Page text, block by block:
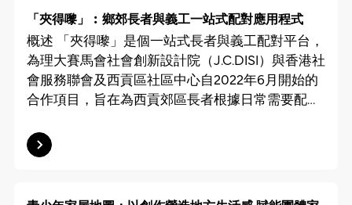
全面的討論；（2）建議一系列著重規劃及建築設
計的「過渡性社會房屋」計劃，例如活化閒置建築
物，用作租住單位，為基層群體建立一個安全便利
及得到支援的環境，協助他們全面融入社區。 此
後，J.C.DISI選取了位於深水埗通州街及欽州街西交
界用地、前聖公會赤柱小學及馬灣舊村三個地點進
C-Lab和科進三家專業顧問團隊，為「過渡性社會
「夾得嚟」︰鄉郊長者與義工一站式配對應用程式
概述 「夾得嚟」是個一站式長者與義工配對平台，
為理大賽馬會社會創新設計院（J.C.DISI）與香港社
會服務聯會及西貢區社區中心自2022年6月開始的
合作項目，旨在為西貢郊區長者根據日常需要配對
長者得到更有效和快捷的日常支援，提升社會對照
顧者身份的認知，為背負重擔的照顧者營造喘息空
推出，目前已有其他社區支援機構查詢在其他地區